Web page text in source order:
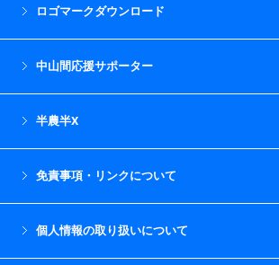
ロゴマークダウンロード
中山間応援サポーター
半農半X
免責事項・リンクについて
個人情報の取り扱いについて